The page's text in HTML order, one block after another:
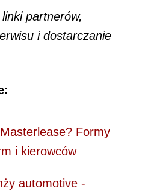
partnerów,
i dostarczanie
Formy
i kierowców
automotive -